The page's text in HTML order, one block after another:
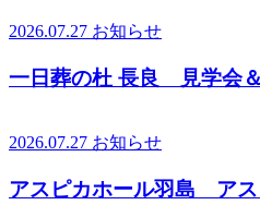
2026.07.27 お知らせ
一日葬の杜 長良 見学会
2026.07.27 お知らせ
アスピカホール羽島 ア